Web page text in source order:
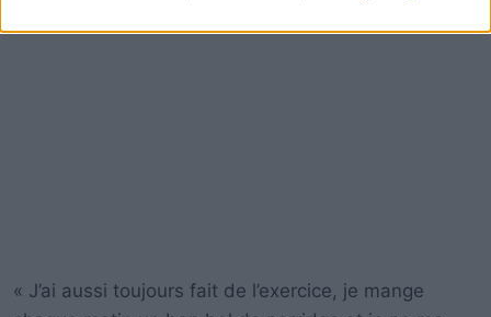
« J’ai aussi toujours fait de l’exercice, je mange